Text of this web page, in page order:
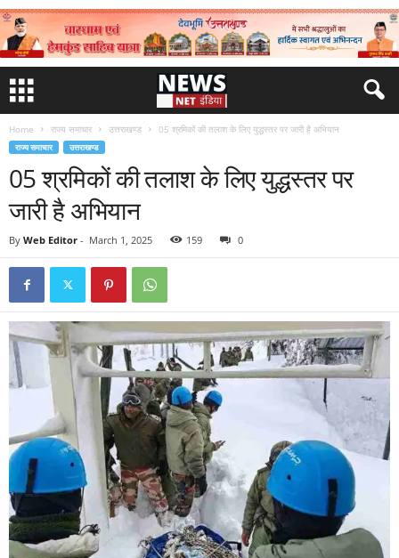
Home राज्य समाचार उत्तराखण्ड 05 श्रमिकों की तलाश के लिए युद्धस्तर पर जारी है अभियान
राज्य समाचार उत्तराखण्ड
05 श्रमिकों की तलाश के लिए युद्धस्तर पर
जारी है अभियान
By Web Editor - March 1, 2025 159 0